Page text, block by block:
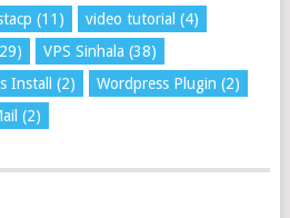
(11) video tutorial (4)
VPS Sinhala (38)
Install (2) Wordpress Plugin (2)
(2)